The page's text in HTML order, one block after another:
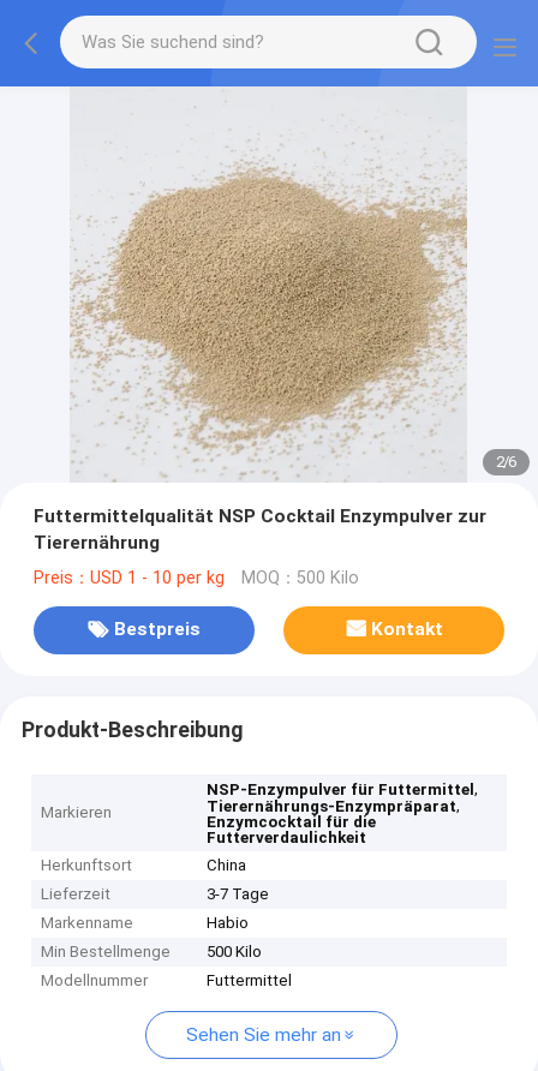
2/6
Futtermittelqualität NSP Cocktail Enzympulver zur
Tierernährung
Preis：USD 1 - 10 per kg MOQ：500 Kilo
Bestpreis Kontakt
Produkt-Beschreibung
Markieren
NSP-Enzympulver für Futtermittel,
Tierernährungs-Enzympräparat,
Enzymcocktail für die
Futterverdaulichkeit
Herkunftsort
China
Lieferzeit
3-7 Tage
Markenname
Habio
Min Bestellmenge
500 Kilo
Modellnummer
Futtermittel
Sehen Sie mehr an